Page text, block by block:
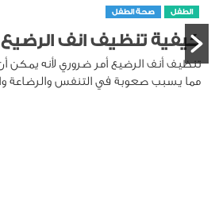
الطفل صحة الطفل
كيفية تنظيف انف الرضيع
تنظيف أنف الرضيع أمر ضروري لأنه يمكن
مما يسبب صعوبة في التنفس والرضاعة